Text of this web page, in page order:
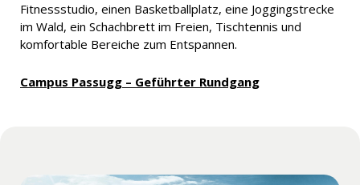
Fitnessstudio, einen Basketballplatz, eine Joggingstrecke
im Wald, ein Schachbrett im Freien, Tischtennis und
komfortable Bereiche zum Entspannen.
Campus Passugg – Geführter Rundgang